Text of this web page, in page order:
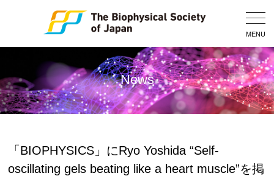
MENU
News
「BIOPHYSICS」にRyo Yoshida “Self-
oscillating gels beating like a heart muscle”を掲